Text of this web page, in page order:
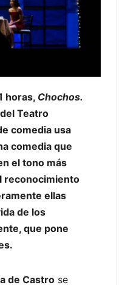
horas, Chochos.
Teatro
comedia usa
comedia que
el tono más
reconocimiento
ellas
de los
que pone
de Castro se